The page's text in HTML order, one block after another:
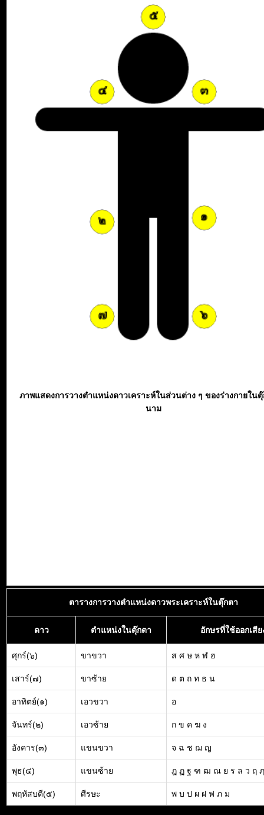
ภาพแสดงการวางตำแหน่งดาวเคราะห์ในส่วนต่าง ๆ ของร่างกายใน
นาม
ตารางการวางตำแหน่งดาวพระเคราะห์ในตุ๊กตา
ดาว ตำแหน่งในตุ๊กตา อักษรที่ใช้ออกเสีย
ศุกร์(๖) ขาขวา ส ศ ษ ห ฬ ฮ
เสาร์(๗) ขาซ้าย ด ต ถ ท ธ น
อาทิตย์(๑) เอวขวา อ
จันทร์(๒) เอวซ้าย ก ข ค ฆ ง
อังคาร(๓) แขนขวา จ ฉ ช ฌ ญ
พุธ(๔) แขนซ้าย ฎ ฏ ฐ ฑ ฒ ณ ย ร ล ว ฤ ฦ
พฤหัสบดี(๕) ศีรษะ พ บ ป ผ ฝ ฟ ภ ม